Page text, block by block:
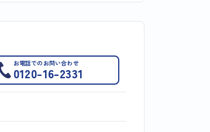
お電話でのお問い合わせ
0120-16-2331